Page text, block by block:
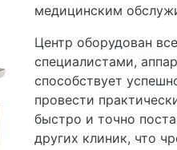
медицинским
Центр оборудован
специалистами,
способствует
провести
быстро и точно
других клиник, что